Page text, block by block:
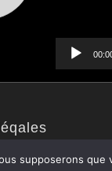
supposerons que